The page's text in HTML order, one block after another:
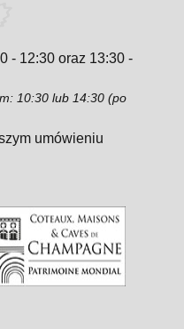
- 12:30 oraz 13:30 -
lub 14:30 (po
umówieniu